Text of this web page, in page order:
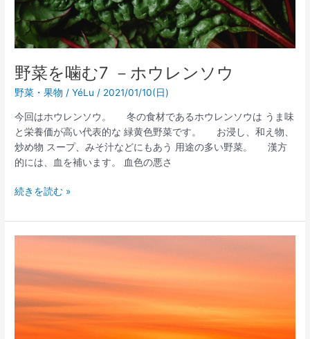
野菜を噛む7 －ホウレンソウ
野菜・果物 /YéLu/ 2021/01/10(日)
今回はホウレンソウ。 冬の食材であるホウレンソウは うま味
と栄養価が高い代表的な 緑黄色野菜です。 お浸し、和え物、
炒め物 スープ、みそ汁などにもあう 用途の多い野菜。 漢方
的には、血を補います。 血色の悪さ
レ
ン
ソ
ウ
続きを読む »
年。
20201